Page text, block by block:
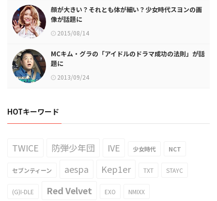
顔が大きい？それとも体が細い？少女時代スヨンの画
像が話題に
2015/08/14
MCキム・グラの「アイドルのドラマ成功の法則」が話
題に
2013/09/24
HOTキーワード
TWICE 防弾少年団 IVE 少女時代 NCT
セブンティーン aespa Kep1er TXT STAYC
(G)I-DLE Red Velvet EXO NMIXX